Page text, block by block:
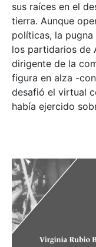
sus raíces en el
tierra. Aunque
políticas, la
los partidarios de
dirigente de la
figura en alza -
desafió el virtual
había ejercido